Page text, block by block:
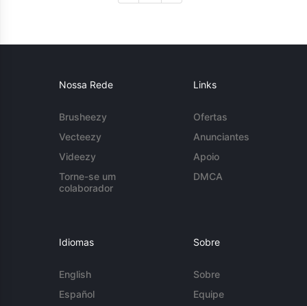
Nossa Rede
Brusheezy
Vecteezy
Videezy
Torne-se um
colaborador
Links
Ofertas
Anunciantes
Apoio
DMCA
Idiomas
English
Español
Sobre
Sobre
Equipe